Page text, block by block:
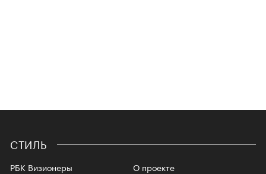
СТИЛЬ
РБК Визионеры
О проекте